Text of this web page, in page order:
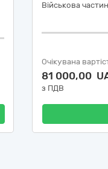
Військова
Очікувана
81 000,00
з ПДВ